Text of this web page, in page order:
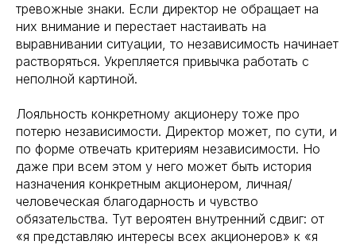
тревожные знаки. Если директор не обращает на
них внимание и перестает настаивать на
выравнивании ситуации, то независимость начинает
растворяться. Укрепляется привычка работать с
неполной картиной.
Лояльность конкретному акционеру тоже про
потерю независимости. Директор может, по сути, и
по форме отвечать критериям независимости. Но
даже при всем этом у него может быть история
назначения конкретным акционером, личная/
человеческая благодарность и чувство
обязательства. Тут вероятен внутренний сдвиг: от
«я представляю интересы всех акционеров» к «я